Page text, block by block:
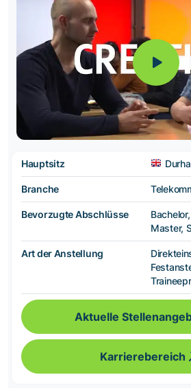
Hauptsitz
Branche
Bevorzugte Abschlüsse
Master,
Art der Anstellung
Aktuelle
Karrierebereich